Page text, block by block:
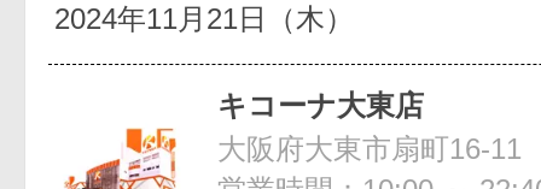
2024年11月21日（木）
キコーナ大東店
大阪府大東市扇町16-11